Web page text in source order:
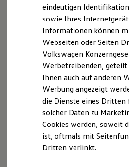
Volkswagen entdecken
Werkbesichtigung
Lifestyle Shop
T-Roc Kollektion
Golf Kollektion
ID. Kollektion
Volkswagen
R-Kollektion
GTI Kollektion
Fußball Drop
we drive football
#wedriveproud
Besitzer und Service
Software Updates
Service und Ersatzteile
99096 Erfurt, www.ihk.erfurt.de
Hinweis gemäß Paragraph 36
Wir sind zur Teilnahme an einem
Streitbeilegungsverfahren vor
Verbraucherschlichtungsstelle im
dazu verpflichtet.
A. Verantwortlicher
eindeutigen
sowie Ihres
Informationen können
Webseiten oder Seiten
Volkswagen
Werbetreibenden, geteilt
Ihnen auch auf anderen
Werbung angezeigt
die Dienste eines Dritten
solcher Daten zu
Cookies werden, soweit
ist, oftmals mit
Dritten verlinkt.